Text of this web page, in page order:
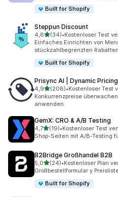
Built for Shopify
Steppun Discount
4,8von 5 Sternen
(34)
34 Rezensionen insgesamt
•Kostenloser Test
Einfaches Einrichten von
stückzahlbegrenzten
Built for Shopify
Prisync AI | Dynamic Pricing
4,9von 5 Sternen
(208)
208 Rezensionen insgesamt
•Kostenloser Test
Konkurrenzpreise
anwenden.
GemX: CRO & A/B Testing
4,7von 5 Sternen
(19)
19 Rezensionen insgesamt
•Kostenloser Test
Shop-Seiten mit A/B-Testing
B2Bridge Großhandel B2B
5,0von 5 Sternen
(24)
24 Rezensionen insgesamt
•Kostenloser Plan
Großbestellformular y
Built for Shopify